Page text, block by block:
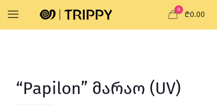
0
₾0.00
“Papilon” მარაო (UV)